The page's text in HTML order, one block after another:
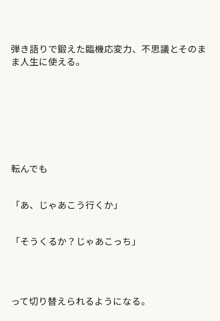
弾き語りで鍛えた臨機応変力、不思議とそのま
ま人生に使える。
転んでも
「あ、じゃあこう行くか」
「そうくるか？じゃあこっち」
って切り替えられるようになる。